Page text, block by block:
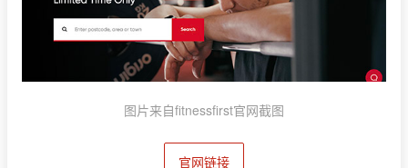
图片来自fitnessfirst官网截图
官网链接